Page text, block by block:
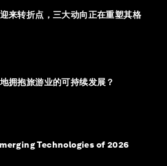
来转折点，三大动向正在重塑其格
拥抱旅游业的可持续发展？
Technologies of 2026